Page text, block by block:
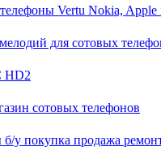
Vertu Nokia, Apple
для сотовых
HD2
сотовых телефонов
у покупка продажа